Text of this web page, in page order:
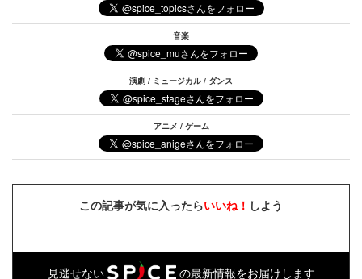
音楽
演劇 / ミュージカル / ダンス
アニメ / ゲーム
この記事が気に入ったらいいね！ しよう
見逃せない の最新情報をお届けします